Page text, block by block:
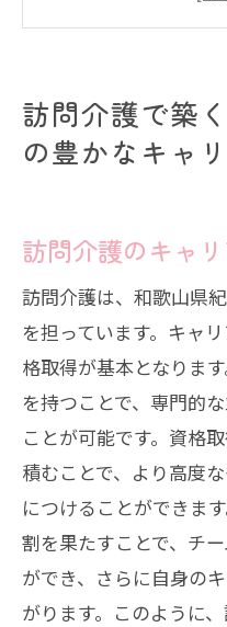
訪問介護での
訪問介護の現
和歌山県紀の
高齢化に伴う
訪問介護が地
訪問介護の仕
訪問介護での
性
訪問介護を通
訪問介護の仕
訪問介護の需要増
たな機会
訪問介護需要
訪問介護で築
の豊かなキャ
訪問介護のキャ
訪問介護は、和歌山県
を担っています。キャ
格取得が基本となりま
を持つことで、専門的
ことが可能です。資格
積むことで、より高度
につけることができま
割を果たすことで、チ
ができ、さらに自身の
がります。このように